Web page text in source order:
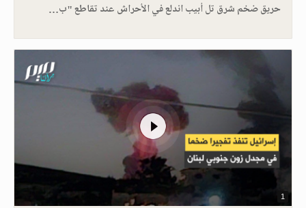
حريق ضخم شرق تل أبيب اندلع في الأحراش عند تقاطع "ب…
1